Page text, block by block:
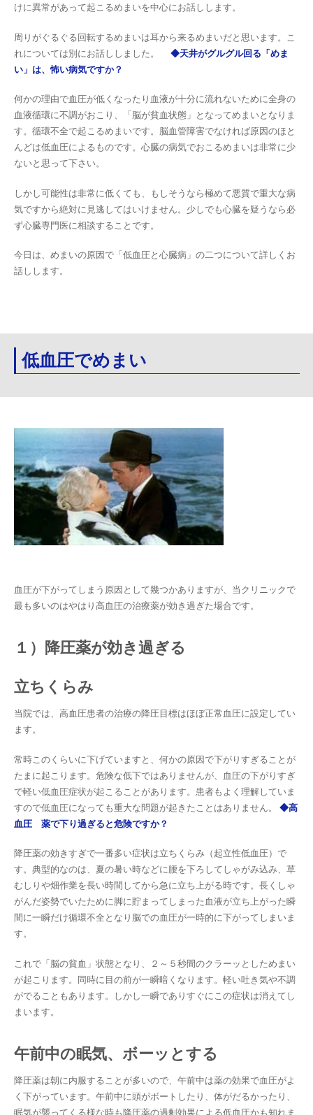
けに異常があって起こるめまいを中心にお話しします。
周りがぐるぐる回転するめまいは耳から来るめまいだと思います。こ
れについては別にお話ししました。
◆天井がグルグル回る「めま
い」は、怖い病気ですか？
何かの理由で血圧が低くなったり血液が十分に流れないために全身の
血液循環に不調がおこり、「脳が貧血状態」となってめまいとなりま
す。循環不全で起こるめまいです。脳血管障害でなければ原因のほと
んどは低血圧によるものです。心臓の病気でおこるめまいは非常に少
ないと思って下さい。
しかし可能性は非常に低くても、もしそうなら極めて悪質で重大な病
気ですから絶対に見逃してはいけません。少しでも心臓を疑うなら必
ず心臓専門医に相談することです。
今日は、めまいの原因で「低血圧と心臓病」の二つについて詳しくお
話しします。
低血圧でめまい
血圧が下がってしまう原因として幾つかありますが、当クリニックで
最も多いのはやはり高血圧の治療薬が効き過ぎた場合です。
１）降圧薬が効き過ぎる
立ちくらみ
当院では、高血圧患者の治療の降圧目標はほぼ正常血圧に設定してい
ます。
常時このくらいに下げていますと、何かの原因で下がりすぎることが
たまに起こります。危険な低下ではありませんが、血圧の下がりすぎ
で軽い低血圧症状が起こることがあります。患者もよく理解していま
すので低血圧になっても重大な問題が起きたことはありません。
◆高
血圧 薬で下り過ぎると危険ですか？
降圧薬の効きすぎで一番多い症状は立ちくらみ（起立性低血圧）で
す。典型的なのは、夏の暑い時などに腰を下ろしてしゃがみ込み、草
むしりや畑作業を長い時間してから急に立ち上がる時です。長くしゃ
がんだ姿勢でいたために脚に貯まってしまった血液が立ち上がった瞬
間に一瞬だけ循環不全となり脳での血圧が一時的に下がってしまいま
す。
これで「脳の貧血」状態となり、２～５秒間のクラーッとしためまい
が起こります。同時に目の前が一瞬暗くなります。軽い吐き気や不調
がでることもあります。しかし一瞬でありすぐにこの症状は消えてし
まいます。
午前中の眠気、ボーッとする
降圧薬は朝に内服することが多いので、午前中は薬の効果で血圧がよ
く下がっています。午前中に頭がボートしたり、体がだるかったり、
眠気が襲ってくる様な時も降圧薬の過剰効果による低血圧かも知れま